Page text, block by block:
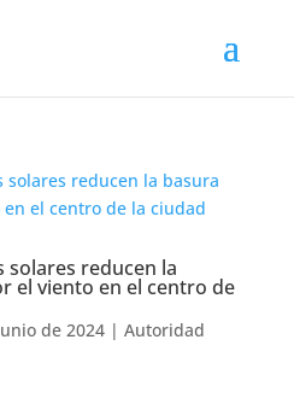
solares reducen la
el viento en el centro de
de 2024| Autoridad